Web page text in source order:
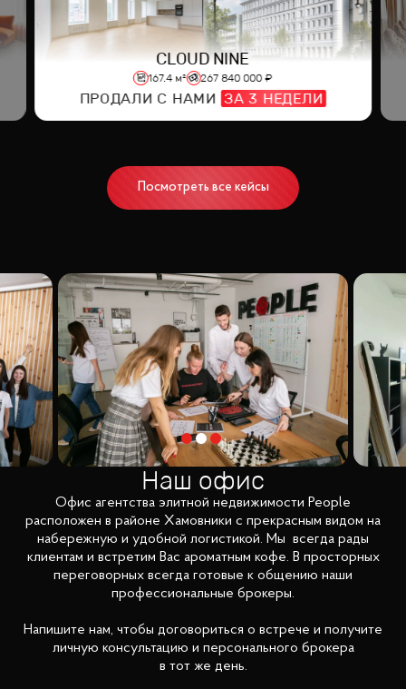
CLOUD NINE
167.4м² 267 840 000₽
ПРОДАЛИ С НАМИ ЗА3 НЕДЕЛИ
Посмотреть все кейсы
Наш офис
Офис агентства элитной недвижимости People
расположен в районе Хамовники с прекрасным видом на
набережную и удобной логистикой. Мы всегда рады
клиентам и встретим Вас ароматным кофе. В просторных
переговорных всегда готовые к общению наши
профессиональные брокеры.
Напишите нам, чтобы договориться о встрече и получите
личную консультацию и персонального брокера
в тот же день.